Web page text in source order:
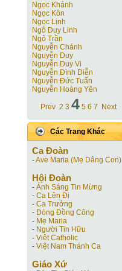
Ngọc Khánh
Ngọc Kôn
Ngọc Linh
Ngô Duy Linh
Ngô Trần
Nguyễn Chánh
Nguyễn Duy
Nguyễn Duy Vi
Nguyễn Đình Diễn
Nguyễn Đức Tuấn
Nguyễn Hoàng Yên
Prev 2 3 4 5 6 7 Next
Các Trang Khác
Ca Ðoàn
-Ave Maria (Mẹ Dâng Con)
Hội Ðoàn
- Ánh Sáng Tin Mừng
- Ca Lên Đi
- Ca Trưởng
- Dòng Đồng Công
- Mẹ Maria
- Người Tin Hữu
- Việt Catholic
- Việt Nam Thánh Ca
Giáo Xứ